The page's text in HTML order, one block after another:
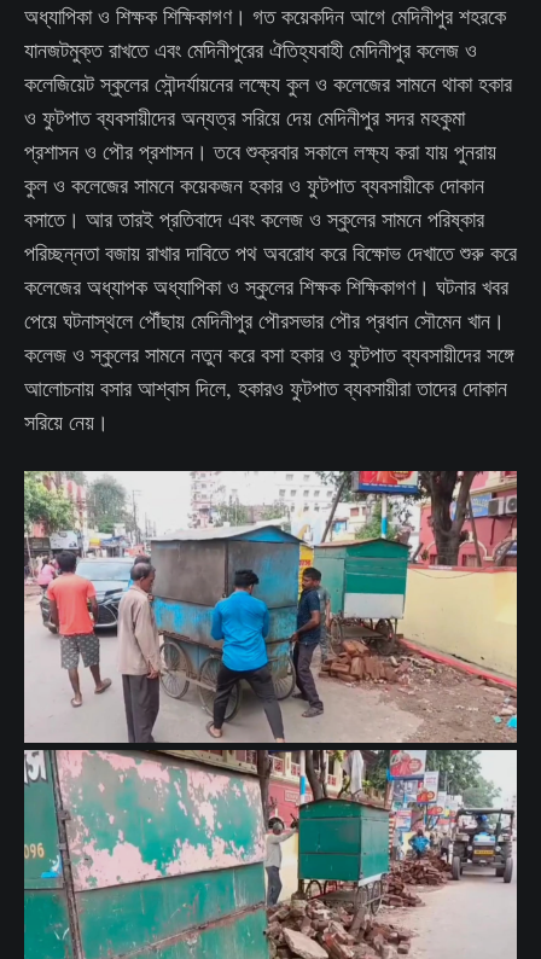
অধ্যাপিকা ও শিক্ষক শিক্ষিকাগণ। গত কয়েকদিন আগে মেদিনীপুর শহরকে
যানজটমুক্ত রাখতে এবং মেদিনীপুরের ঐতিহ্যবাহী মেদিনীপুর কলেজ ও
কলেজিয়েট স্কুলের সৌন্দর্যায়নের লক্ষ্যে কুল ও কলেজের সামনে থাকা হকার
ও ফুটপাত ব্যবসায়ীদের অন্যত্র সরিয়ে দেয় মেদিনীপুর সদর মহকুমা
প্রশাসন ও পৌর প্রশাসন। তবে শুক্রবার সকালে লক্ষ্য করা যায় পুনরায়
কুল ও কলেজের সামনে কয়েকজন হকার ও ফুটপাত ব্যবসায়ীকে দোকান
বসাতে। আর তারই প্রতিবাদে এবং কলেজ ও স্কুলের সামনে পরিষ্কার
পরিচ্ছন্নতা বজায় রাখার দাবিতে পথ অবরোধ করে বিক্ষোভ দেখাতে শুরু করে
কলেজের অধ্যাপক অধ্যাপিকা ও স্কুলের শিক্ষক শিক্ষিকাগণ। ঘটনার খবর
পেয়ে ঘটনাস্থলে পৌঁছায় মেদিনীপুর পৌরসভার পৌর প্রধান সৌমেন খান।
কলেজ ও স্কুলের সামনে নতুন করে বসা হকার ও ফুটপাত ব্যবসায়ীদের সঙ্গে
আলোচনায় বসার আশ্বাস দিলে, হকারও ফুটপাত ব্যবসায়ীরা তাদের দোকান
সরিয়ে নেয়।